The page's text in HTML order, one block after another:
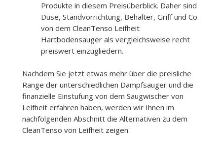
Produkte in diesem Preisüberblick. Daher sind
Düse, Standvorrichtung, Behälter, Griff und Co.
von dem CleanTenso Leifheit
Hartbodensauger als vergleichsweise recht
preiswert einzugliedern.
Nachdem Sie jetzt etwas mehr über die preisliche
Range der unterschiedlichen Dampfsauger und die
finanzielle Einstufung von dem Saugwischer von
Leifheit erfahren haben, werden wir Ihnen im
nachfolgenden Abschnitt die Alternativen zu dem
CleanTenso von Leifheit zeigen.